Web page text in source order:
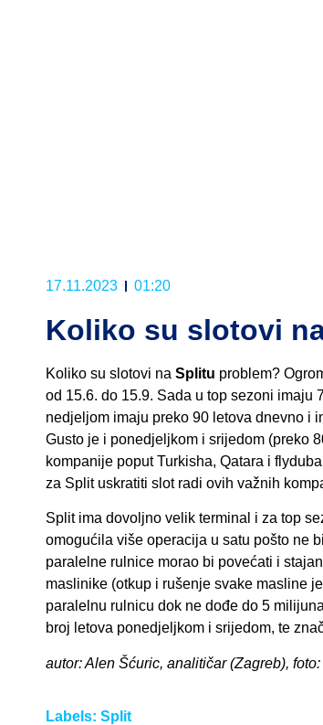
17.11.2023 01:20
Koliko su slotovi
Koliko su slotovi na Splitu problem?
od 15.6. do 15.9. Sada u top sezoni imaju
nedjeljom imaju preko 90 letova dnevno i
Gusto je i ponedjeljkom i srijedom (preko
kompanije poput Turkisha, Qatara i
za Split uskratiti slot radi ovih važnih
Split ima dovoljno velik terminal i za top
omogućila više operacija u satu pošto ne
paralelne rulnice morao bi povećati i
maslinike (otkup i rušenje svake masline
paralelnu rulnicu dok ne dođe do 5
broj letova ponedjeljkom i srijedom, te
autor: Alen Šćuric, analitičar (Zagreb),
Labels: Split